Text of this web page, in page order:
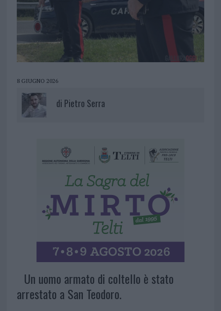
8 GIUGNO 2026
di Pietro Serra
Un uomo armato di coltello è stato
arrestato a San Teodoro.